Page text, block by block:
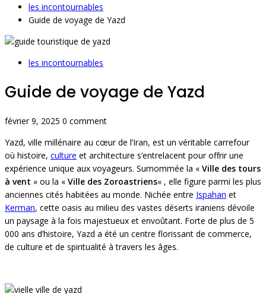
les incontournables
Guide de voyage de Yazd
les incontournables
Guide de voyage de Yazd
février 9, 2025 0 comment
Yazd, ville millénaire au cœur de l’Iran, est un véritable carrefour
où histoire, culture et architecture s’entrelacent pour offrir une
expérience unique aux voyageurs. Surnommée la « Ville des tours
à vent » ou la « Ville des Zoroastriens« , elle figure parmi les plus
anciennes cités habitées au monde. Nichée entre Ispahan et
Kerman, cette oasis au milieu des vastes déserts iraniens dévoile
un paysage à la fois majestueux et envoûtant. Forte de plus de 5
000 ans d’histoire, Yazd a été un centre florissant de commerce,
de culture et de spiritualité à travers les âges.